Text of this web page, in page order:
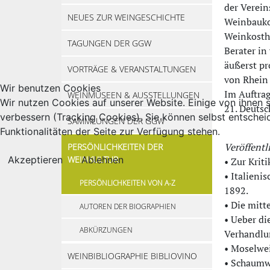
NEUES ZUR WEINGESCHICHTE
TAGUNGEN DER GGW
VORTRÄGE & VERANSTALTUNGEN
WEINMUSEEN & AUSSTELLUNGEN
SAMMLUNGEN DER GGW
PERSÖNLICHKEITEN DER
WEINKULTUR
PERSÖNLICHKEITEN VON A-Z
AUTOREN DER BIOGRAPHIEN
ABKÜRZUNGEN
WEINBIBLIOGRAPHIE BIBLIOVINO
der
Berater in
äußerst
von
Im
21.
• Zur
•
1892.
• Die
• Ueber
•
•
Wir benutzen Cookies
Wir nutzen Cookies auf unserer Website. Einige von
verbessern (Tracking Cookies). Sie können selbst
Funktionalitäten der Seite zur Verfügung stehen.
Akzeptieren Ablehnen